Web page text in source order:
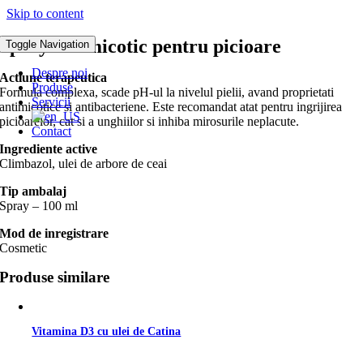
Skip to content
Toggle Navigation
Despre noi
Produse
Servicii
Contact
Spray antimicotic pentru picioare
Actiune terapeutica
Formula complexa, scade pH-ul la nivelul pielii, avand proprietati
antimicotice si antibacteriene. Este recomandat atat pentru ingrijirea
picioarelor, cat si a unghiilor si inhiba mirosurile neplacute.
Ingrediente active
Climbazol, ulei de arbore de ceai
Tip ambalaj
Spray – 100 ml
Mod de inregistrare
Cosmetic
Produse similare
Vitamina D3 cu ulei de Catina